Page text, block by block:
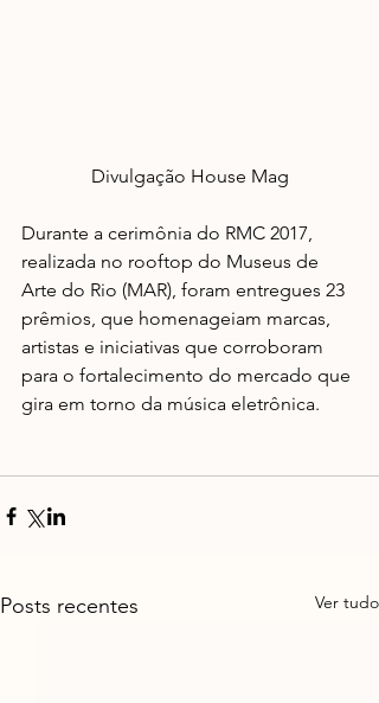
Divulgação House Mag
Durante a cerimônia do RMC 2017,
realizada no rooftop do Museus de
Arte do Rio (MAR), foram entregues 23
prêmios, que homenageiam marcas,
artistas e iniciativas que corroboram
para o fortalecimento do mercado que
gira em torno da música eletrônica.
Posts recentes Ver tudo